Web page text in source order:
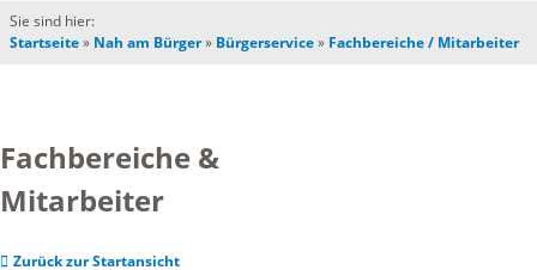
Sie sind hier:
Startseite» Nah am Bürger» Bürgerservice» Fachbereiche / Mitarbeiter
Fachbereiche &
Mitarbeiter
Zurück zur Startansicht